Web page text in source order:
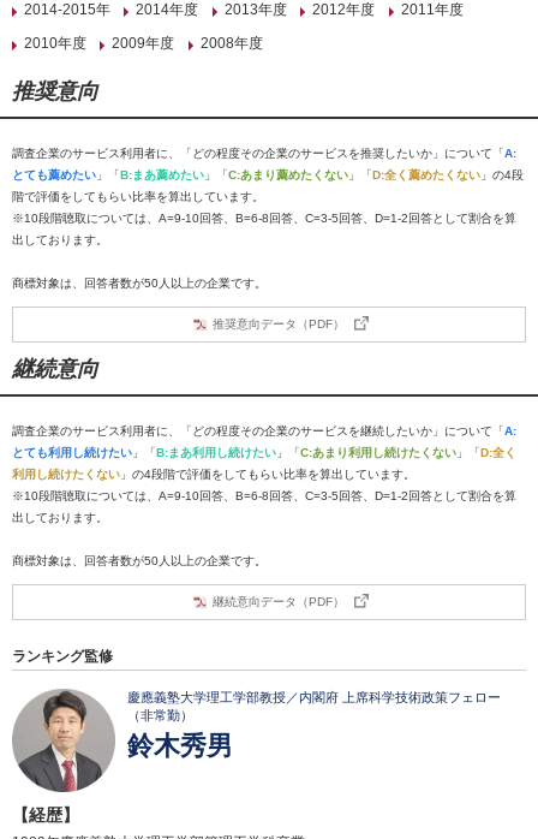
2014-2015年
2014年度 2013年度 2012年度
2011年度
2010年度
2009年度 2008年度
推奨意向
調査企業のサービス利用者に、「どの程度その企業のサービスを推奨したいか」について「A:
とても薦めたい 」「B:まあ薦めたい 」「C:あまり薦めたくない 」「D:全く薦めたくない 」の4段
階で評価をしてもらい比率を算出しています。
※10段階聴取については、A=9-10回答、B=6-8回答、C=3-5回答、D=1-2回答として割合を算
出しております。
商標対象は、回答者数が50人以上の企業です。
推奨意向データ（PDF）
継続意向
調査企業のサービス利用者に、「どの程度その企業のサービスを継続したいか」について「A:
とても利用し続けたい 」「B:まあ利用し続けたい 」「C:あまり利用し続けたくない 」「D:全く
利用し続けたくない 」の4段階で評価をしてもらい比率を算出しています。
※10段階聴取については、A=9-10回答、B=6-8回答、C=3-5回答、D=1-2回答として割合を算
出しております。
商標対象は、回答者数が50人以上の企業です。
継続意向データ（PDF）
ランキング監修
慶應義塾大学理工学部教授／内閣府 上席科学技術政策フェロー
（非常勤）
鈴木秀男
【経歴】